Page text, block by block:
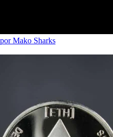
Mako Sharks